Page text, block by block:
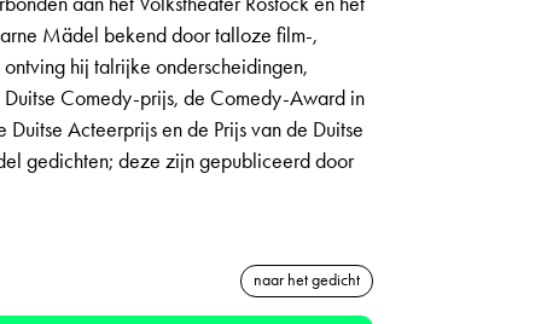
Mädel bekend door talloze film-,
hij talrijke onderscheidingen,
Comedy-prijs, de Comedy-Award in
Acteerprijs en de Prijs van de Duitse
gedichten; deze zijn gepubliceerd door
naar het gedicht